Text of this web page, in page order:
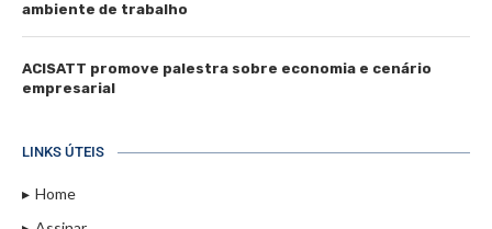
ambiente de trabalho
ACISATT promove palestra sobre economia e cenário
empresarial
LINKS ÚTEIS
Home